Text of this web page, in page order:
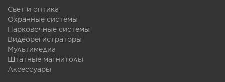
Свет и оптика
Охранные системы
Парковочные системы
Видеорегистраторы
Мультимедиа
Штатные магнитолы
Аксессуары